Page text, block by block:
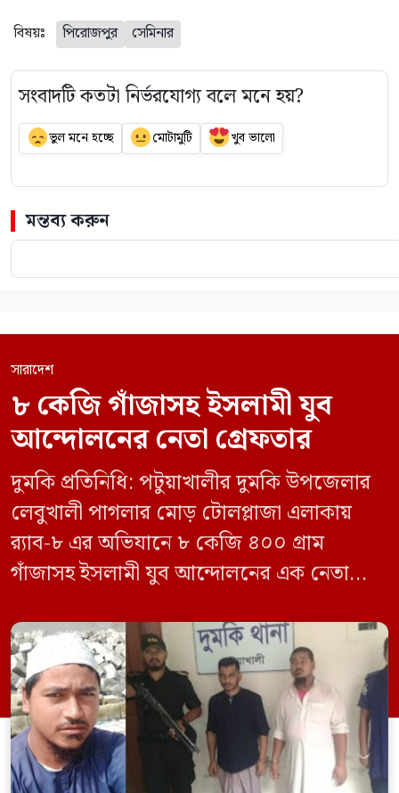
বিষয়ঃ পিরোজপুর সেমিনার
সংবাদটি কতটা নির্ভরযোগ্য বলে মনে হয়?
ভুল মনে হচ্ছে মোটামুটি খুব ভালো
মন্তব্য করুন
সারাদেশ
৮ কেজি গাঁজাসহ ইসলামী যুব
আন্দোলনের নেতা গ্রেফতার
দুমকি প্রতিনিধি: পটুয়াখালীর দুমকি উপজেলার
লেবুখালী পাগলার মোড় টোলপ্লাজা এলাকায়
র‍্যাব-৮ এর অভিযানে ৮ কেজি ৪০০ গ্রাম
গাঁজাসহ ইসলামী যুব আন্দোলনের এক নেতাকে
ভিত্তিতে অভিযান চালিয়ে মাদক চক্রের আরও
এক সদস্যকে আটক করা হয়। র‍্যাব ও পুলিশ
সূত্রে জানা গেছে, শুক্রবার গোপন সংবাদের
ভিত্তিতে র‍্যাব-৮, সিপিসি-১ পটুয়াখালী ক্যাম্পের
[…]